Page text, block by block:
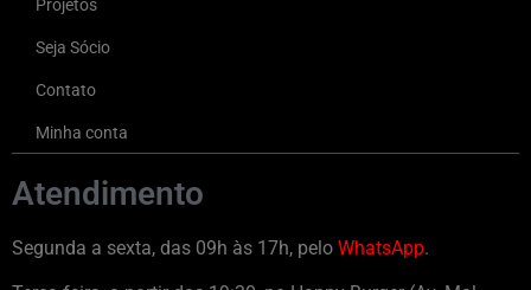
Projetos
Seja Sócio
Contato
Minha conta
Atendimento
Segunda a sexta, das 09h às 17h, pelo WhatsApp.